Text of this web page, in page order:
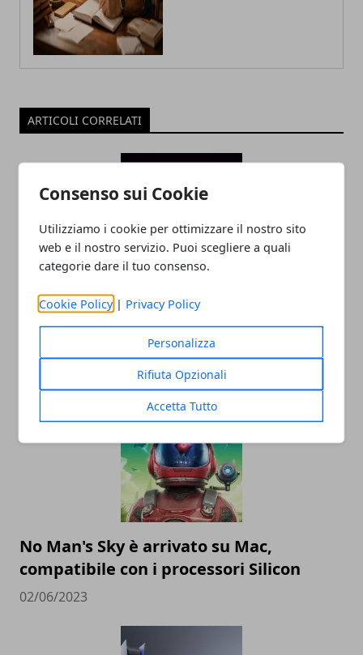
Consenso sui Cookie
Utilizziamo i cookie per ottimizzare il nostro sito
web e il nostro servizio. Puoi scegliere a quali
categorie dare il tuo consenso.
Cookie Policy | Privacy Policy
Personalizza
Rifiuta Opzionali
Accetta Tutto
ARTICOLI CORRELATI
PlayStation 5 Pro: tutto ciò che c’è da
sapere sulla prossima edizione della
No Man's Sky è arrivato su Mac,
compatibile con i processori Silicon
02/06/2023